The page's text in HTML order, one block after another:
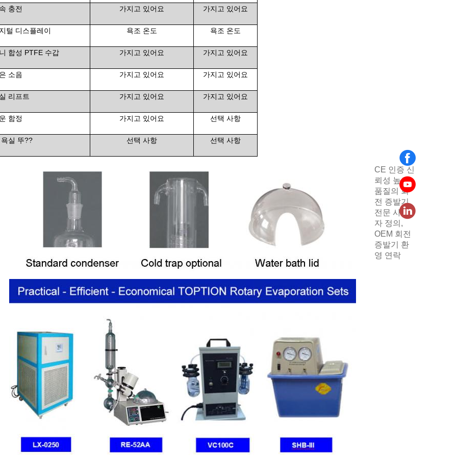
충전 가지고 있어요 가지고 있어요
털 디스플레이 욕조 온도 욕조 온도
합성 PTFE 수갑 가지고 있어요 가지고 있어요
소음 가지고 있어요 가지고 있어요
리프트 가지고 있어요 가지고 있어요
함정 가지고 있어요 선택 사항
욕실 뚜?? 선택 사항 선택 사항
CE 인증 신
뢰성 높은
품질의 회
전 증발기
전문 사용
자 정의,
OEM 회전
증발기 환
영 연락